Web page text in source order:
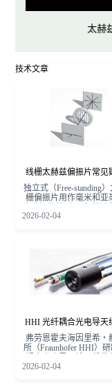
太赫
技术文章
线栅太赫兹偏振片常见
答 Wire grid Terahertz
FAQ
独立式（Free-standing
栅偏振片用作毫米和亚
兹频率范围内）的低损
振片，偏振干涉仪中的
分光器，长波长辐射的
及可变衰减器或可变反
注意，由于它们属于偏
因此用作衰减器，反射
器时会在系统中优先引
2026-02-04
HHI 光纤耦合光电导天
意事项
弗劳恩霍夫海因里希・
所（Fraunhofer HHI）
被广泛应用于商用太赫
2026-02-04